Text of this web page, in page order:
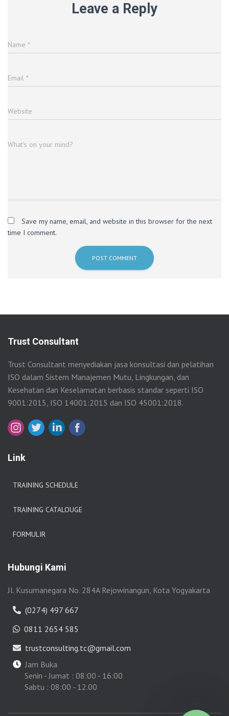
Leave a Reply
Name *
Email *
Website
What's on your mind?
Save my name, email, and website in this browser for the next
time I comment.
Trust Consultant
Trust Consultant menyediakan jasa konsultasi dan pelatihan
ISO dalam Sistem Manajemen Mutu, Lingkungan, dan
Kesehatan dan Keselamatan berbasis standar seperti ISO
9001:2015, ISO 14001:2015 dan ISO 45001:2018.
Link
TRAINING SCHEDULE
TRAINING CATALOUGE
FORMULIR
Hubungi Kami
Jl. Kusumanegara No. 284A Rejowinangun, Kota Yogyakarta
(0274) 497 667
0811 2654 585
trustconsulting.tc@gmail.com
Jam Buka
Senin - Jumat : 08:00 - 16:00
Sabtu : 08:00 - 12.00